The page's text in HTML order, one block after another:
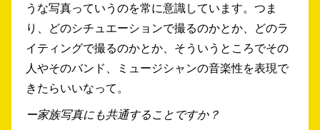
うな写真っていうのを常に意識しています。つま
り、どのシチュエーションで撮るのかとか、どのラ
イティングで撮るのかとか、そういうところでその
人やそのバンド、ミュージシャンの音楽性を表現で
きたらいいなって。
ー家族写真にも共通することですか？